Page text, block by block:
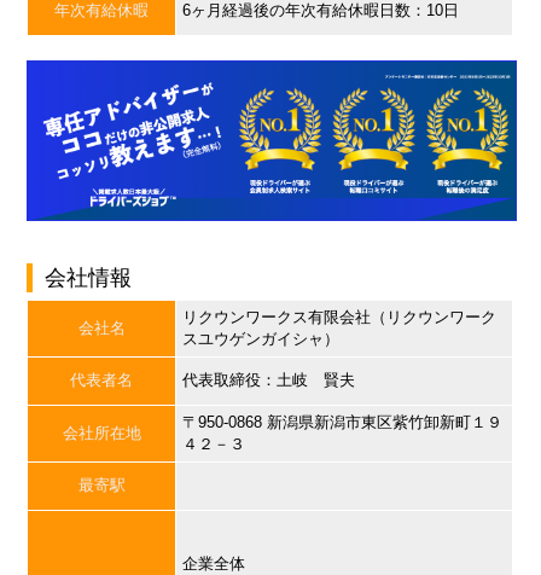
年次有給休暇 6ヶ月経過後の年次有給休暇日数：10日
会社情報
会社名
リクウンワークス有限会社（リクウンワーク
スユウゲンガイシャ）
代表者名 代表取締役：土岐 賢夫
会社所在地
〒950-0868 新潟県新潟市東区紫竹卸新町１９
４２－３
最寄駅
企業全体